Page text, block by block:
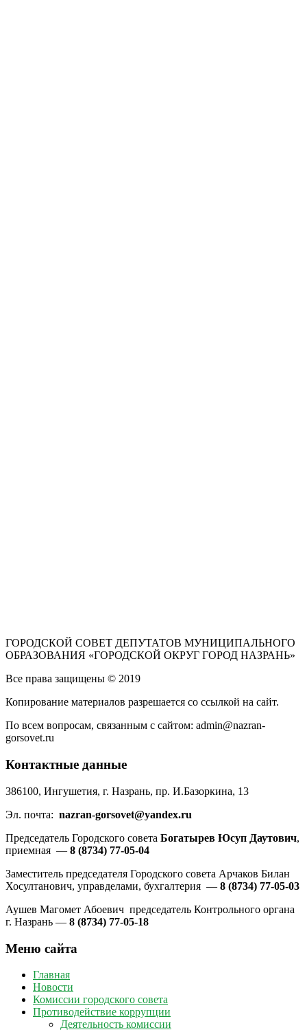
ГОРОДСКОЙ СОВЕТ ДЕПУТАТОВ МУНИЦИПАЛЬНОГО
ОБРАЗОВАНИЯ «ГОРОДСКОЙ ОКРУГ ГОРОД НАЗРАНЬ»
Все права защищены © 2019
Копирование материалов разрешается со ссылкой на сайт.
По всем вопросам, связанным с сайтом: admin@nazran-
gorsovet.ru
Контактные данные
386100, Ингушетия, г. Назрань, пр. И.Базоркина, 13
Эл. почта: nazran-gorsovet@yandex.ru
Председатель Городского совета Богатырев Юсуп Даутович,
приемная — 8 (8734) 77-05-04
Заместитель председателя Городского совета Арчаков Билан
Хосултанович, управделами, бухгалтерия — 8 (8734) 77-05-03
Аушев Магомет Абоевич председатель Контрольного органа
г. Назрань — 8 (8734) 77-05-18
Меню сайта
Главная
Новости
Комиссии городского совета
Противодействие коррупции
Деятельность комиссии